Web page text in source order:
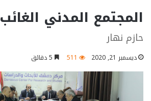
المجتمع المدني الغائب
حازم نهار
ديسمبر 21, 2020 511